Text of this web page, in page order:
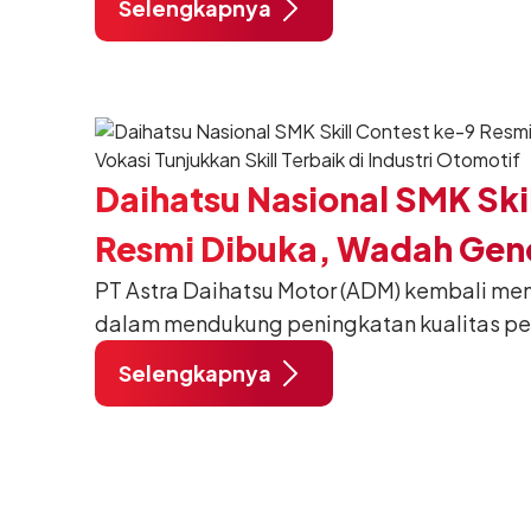
pendidikan vokasi bertema “Bersama
pada 5 Agustus 2026.
Selengkapnya
Daihatsu Nasional SMK
Resmi Dibuka, Wadah
Tunjukkan Skill Terbaik di
Otomotif
PT Astra Daihatsu Motor (ADM) kembali
dalam mendukung peningkatan kualitas
Indonesia melalui penyelenggaraan 9th
Contest. Program salah satu pilar CSR
Selengkapnya